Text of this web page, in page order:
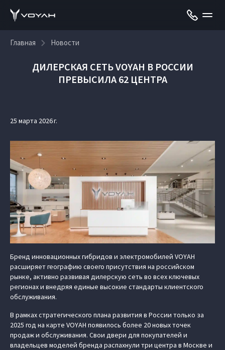
Главная Новости
ДИЛЕРСКАЯ СЕТЬ VOYAH В РОССИИ
ПРЕВЫСИЛА 62 ЦЕНТРА
25 марта 2026 г.
Бренд инновационных гибридов и электромобилей VOYAH
расширяет географию своего присутствия на российском
рынке, активно развивая дилерскую сеть во всех ключевых
регионах и внедряя единые высокие стандарты клиентского
обслуживания.
В рамках стратегического плана развития в России только за
2025 год на карте VOYAH появилось более 20 новых точек
продаж и обслуживания. Свои двери для покупателей и
владельцев моделей бренда распахнули три центра в Москве и